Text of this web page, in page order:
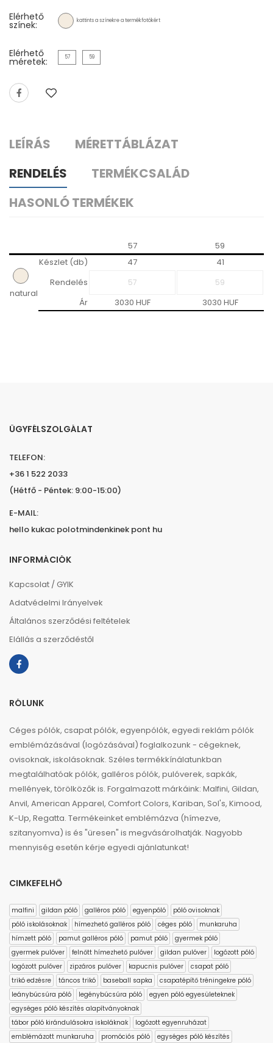
Elérhető
színek: kattints a színekre a termékfotókért
Elérhető
méretek: 57 59
LEÍRÁS
MÉRETTÁBLÁZAT
RENDELÉS
TERMÉKCSALÁD
HASONLÓ TERMÉKEK
57 59
natural
Készlet (db) 47
41
Rendelés
Ár
3030 HUF 3030 HUF
ÜGYFÉLSZOLGÁLAT
TELEFON:
+36 1 522 2033
(Hétfő - Péntek: 9:00-15:00)
E-MAIL:
hello kukac polotmindenkinek pont hu
INFORMÁCIÓK
Kapcsolat / GYIK
Adatvédelmi Irányelvek
Általános szerződési feltételek
Elállás a szerződéstől
RÓLUNK
Céges pólók, csapat pólók, egyenpólók, egyedi reklám pólók
emblémázásával (logózásával) foglalkozunk - cégeknek,
ovisoknak, iskolásoknak. Széles termékkínálatunkban
megtalálhatóak pólók, galléros pólók, pulóverek, sapkák,
mellények, törölközők is. Forgalmazott márkáink: Malfini, Gildan,
Anvil, American Apparel, Comfort Colors, Kariban, Sol's, Kimood,
K-Up, Regatta. Termékeinket emblémázva (hímezve,
szitanyomva) is és "üresen" is megvásárolhatják. Nagyobb
mennyiség esetén kérje egyedi ajánlatunkat!
CIMKEFELHŐ
malfini gildan póló galléros póló egyenpóló
póló ovisoknak
póló iskolásoknak
hímezhető galléros póló céges póló
munkaruha
hímzett póló
pamut galléros póló pamut póló
gyermek póló
gyermek pulóver
felnőtt hímezhető pulóver gildan pulóver
logózott póló
logózott pulóver
zipzáros pulóver kapucnis pulóver
csapat póló
trikó edzésre
táncos trikó baseball sapka
csapatépítő tréningekre póló
leánybúcsúra póló
legénybúcsúra póló
egyen póló egyesületeknek
egységes póló készítés alapítványoknak
tábor póló kirándulásokra iskoláknak
logózott egyenruházat
emblémázott munkaruha
promóciós póló egységes póló készítés